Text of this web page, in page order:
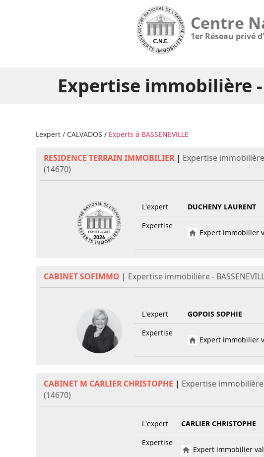
Centre
1er Réseau privé
Expertise immobilière -
Lexpert / CALVADOS / Experts à BASSENEVILLE
RESIDENCE TERRAIN IMMOBILIER | Expertise immobilière
(14670)
L'expert
DUCHENY LAURENT
Expertise
Expert immobilier
CABINET SOFIMMO | Expertise immobilière -
L'expert
GOPOIS SOPHIE
Expertise
Expert immobilier
CABINET M CARLIER CHRISTOPHE | Expertise immobilière
(14670)
L'expert
CARLIER CHRISTOPHE
Expertise
Expert immobilier